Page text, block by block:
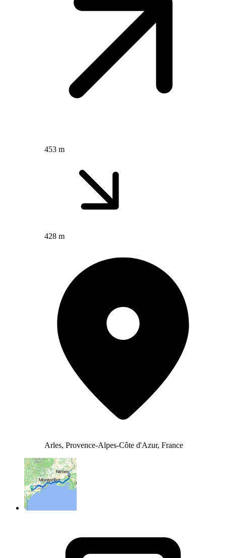
453 m
428 m
Arles, Provence-Alpes-Côte d'Azur, France